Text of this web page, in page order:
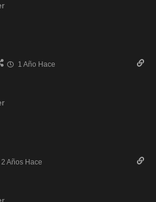
1 Año Hace
2 Años Hace